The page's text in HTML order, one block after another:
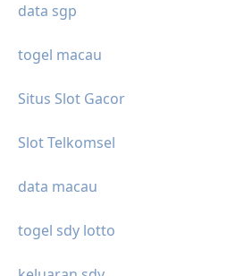
data sgp
togel macau
Situs Slot Gacor
Slot Telkomsel
data macau
togel sdy lotto